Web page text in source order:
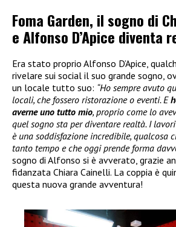
Foma Garden, il sogno di
e Alfonso D’Apice diventa
Era stato proprio Alfonso D’Apice,
rivelare sui social il suo grande sogno,
un locale tutto suo: “Ho sempre avuto
locali, che fossero ristorazione o eventi. E
averne uno tutto mio, proprio come lo
quel sogno sta per diventare realtà. I
è una soddisfazione incredibile, qualcosa
tanto tempo e che oggi prende forma
sogno di Alfonso si è avverato, grazie
fidanzata Chiara Cainelli. La coppia è
questa nuova grande avventura!